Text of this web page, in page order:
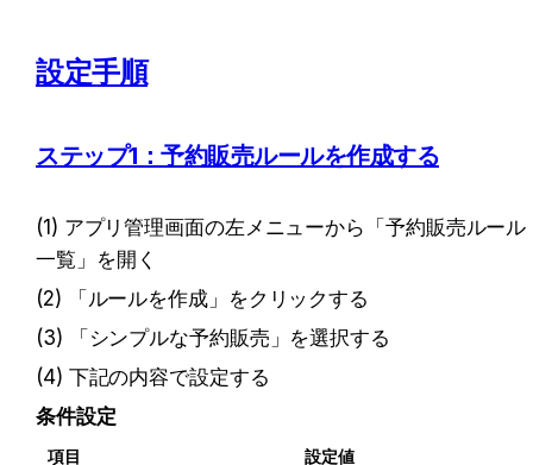
設定手順
ステップ1：予約販売ルールを作成する
(1) アプリ管理画面の左メニューから「予約販売ルール
一覧」を開く
(2) 「ルールを作成」をクリックする
(3) 「シンプルな予約販売」を選択する
(4) 下記の内容で設定する
条件設定
項目 設定値